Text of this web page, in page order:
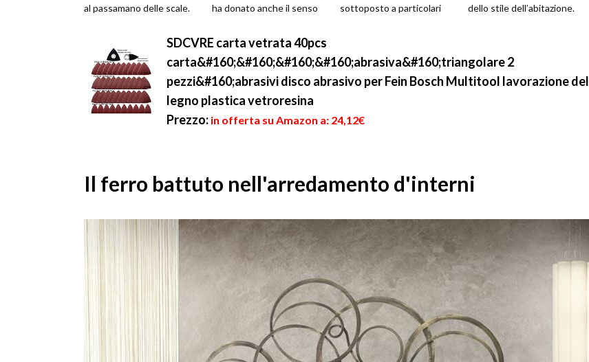
al passamano delle scale.
ha donato anche il senso
cu...
sottoposto a particolari
dello stile dell’abitazione.
SDCVRE carta vetrata 40pcs
carta&#160;&#160;&#160;&#160;abrasiva&#160;triangolare 2
pezzi&#160;abrasivi disco abrasivo per Fein Bosch Multitool lavorazione del
legno plastica vetroresina
Prezzo: in offerta su Amazon a: 24,12€
Il ferro battuto nell'arredamento d'interni